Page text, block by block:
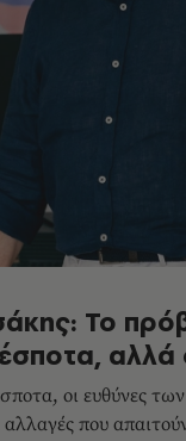
Το
οι ευθύνες των
που